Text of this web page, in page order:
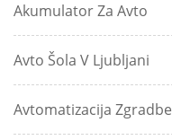
Akumulator Za Avto
Avto Šola V Ljubljani
Avtomatizacija Zgradbe